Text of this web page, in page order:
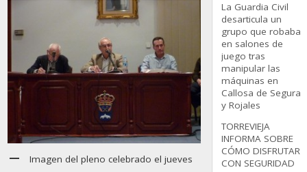
Imagen del pleno celebrado el jueves
La Guardia Civil
desarticula un
grupo que robaba
en salones de
juego tras
manipular las
máquinas en
Callosa de Segura
y Rojales
TORREVIEJA
INFORMA SOBRE
CÓMO DISFRUTAR
CON SEGURIDAD